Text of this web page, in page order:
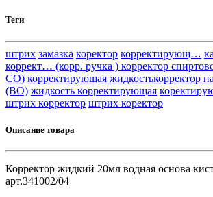
Теги
штрих замазка коректор корректирующ…
коррект… (корр. ручка ) корректор
СО) корректирующая жидкостькорректор
(ВО) жидкость корректирующая
штрих корректор штрих коректор
Описание товара
Корректор жидкий 20мл водная основа
арт.341002/04